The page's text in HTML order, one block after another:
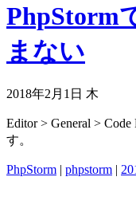
PhpStorm
まない
2018年2月1日 木
Editor > General >
す。
PhpStorm | phpstorm |